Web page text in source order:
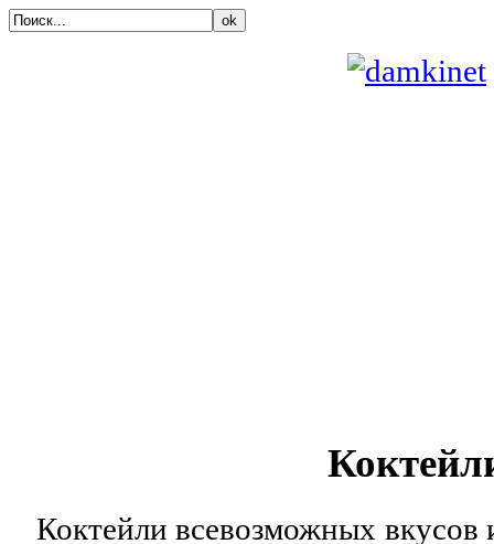
ok
Коктейли всевозможных вкусов